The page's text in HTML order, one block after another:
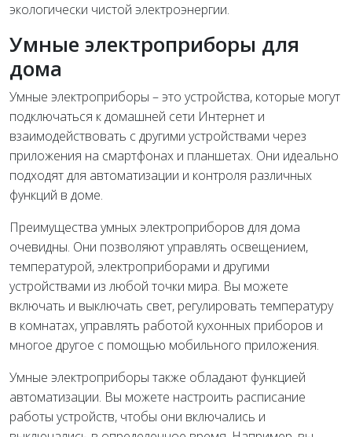
экологически чистой электроэнергии.
Умные электроприборы для
дома
Умные электроприборы – это устройства, которые могут
подключаться к домашней сети Интернет и
взаимодействовать с другими устройствами через
приложения на смартфонах и планшетах. Они идеально
подходят для автоматизации и контроля различных
функций в доме.
Преимущества умных электроприборов для дома
очевидны. Они позволяют управлять освещением,
температурой, электроприборами и другими
устройствами из любой точки мира. Вы можете
включать и выключать свет, регулировать температуру
в комнатах, управлять работой кухонных приборов и
многое другое с помощью мобильного приложения.
Умные электроприборы также обладают функцией
автоматизации. Вы можете настроить расписание
работы устройств, чтобы они включались и